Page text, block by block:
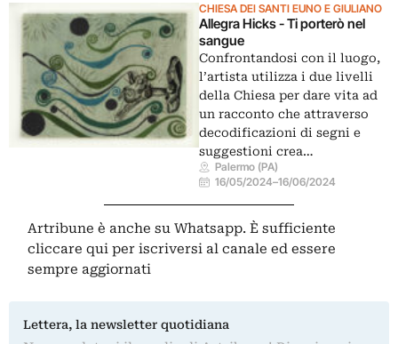
CHIESA DEI SANTI EUNO E GIULIANO
Allegra Hicks - Ti porterò nel
sangue
Confrontandosi con il luogo,
l’artista utilizza i due livelli
della Chiesa per dare vita ad
un racconto che attraverso
decodificazioni di segni e
suggestioni crea…
Palermo (PA)
16/05/2024–16/06/2024
Artribune è anche su Whatsapp. È sufficiente
cliccare qui per iscriversi al canale ed essere
sempre aggiornati
Lettera, la newsletter quotidiana